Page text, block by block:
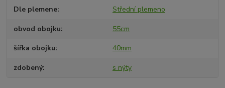
Dle plemene Střední plemeno
obvod obojku 55cm
šířka obojku 40mm
zdobený s nýty